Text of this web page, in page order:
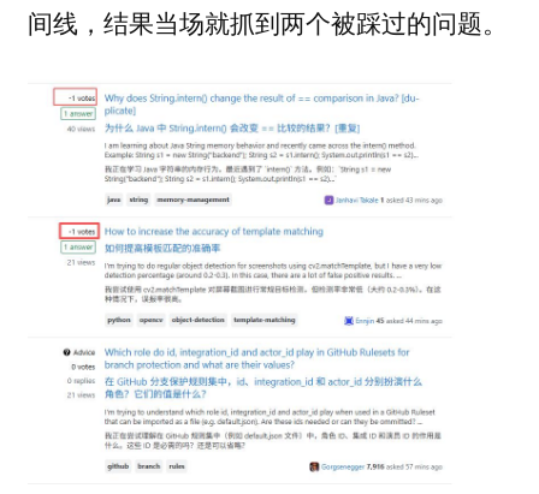
间线，结果当场就抓到两个被踩过的问题。